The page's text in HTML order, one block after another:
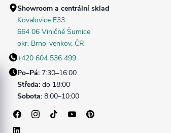
Showroom a centrální sklad
Kovalovice E33
664 06 Viničné Šumice
okr. Brno‑venkov, ČR
+420 604 536 499
Po–Pá: 7:30–16:00
Středa: do 18:00
Sobota: 8:00–10:00